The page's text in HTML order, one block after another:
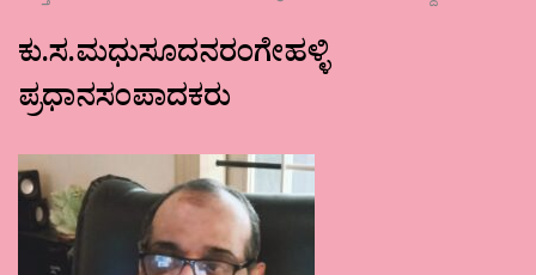
ಕು.ಸ.ಮಧುಸೂದನರಂಗೇಹಳ್ಳಿ
ಪ್ರಧಾನಸಂಪಾದಕರು